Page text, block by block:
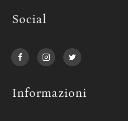
Social
Informazioni